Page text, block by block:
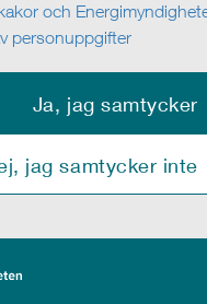
och
personuppgifter
Ja, jag samtycker
jag samtycker inte